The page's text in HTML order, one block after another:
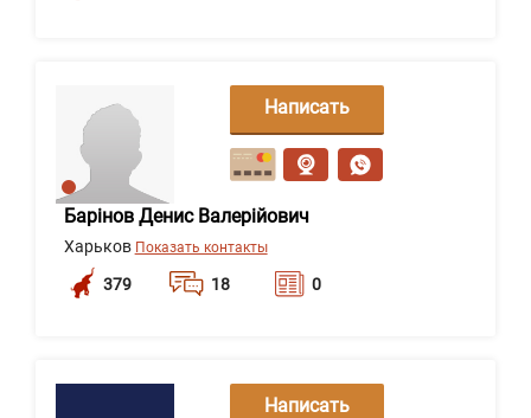
Барінов Денис Валерійович
Харьков Показать контакты
379 18 0
Написать
сообщение
Написать